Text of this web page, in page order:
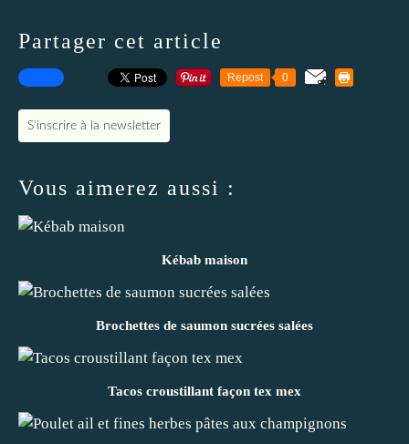
Partager cet article
Repost 0
S'inscrire à la newsletter
Vous aimerez aussi :
Kébab maison
Brochettes de saumon sucrées salées
Tacos croustillant façon tex mex